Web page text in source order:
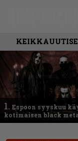
1. Espoon syyskuu
kotimaisen black